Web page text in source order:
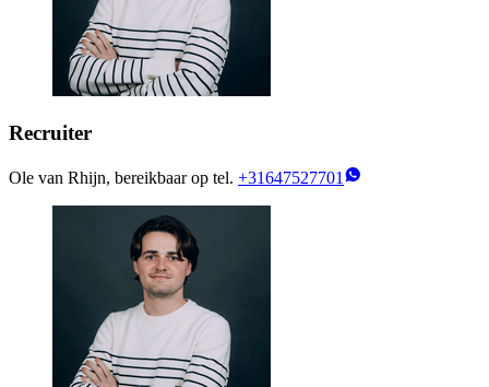
Recruiter
Ole van Rhijn, bereikbaar op tel. +31647527701